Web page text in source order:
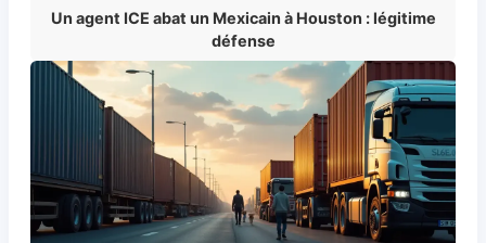
Un agent ICE abat un Mexicain à Houston : légitime
défense